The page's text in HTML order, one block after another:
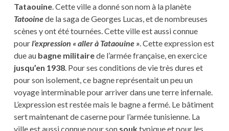
Tataouine. Cette ville a donné son nom à la planète
Tatooinede la saga de Georges Lucas, et de nombreuses
scènes y ont été tournées. Cette ville est aussi connue
pourl’expression « aller à Tataouine ». Cette expression est
due au bagne militairede l’armée française, en exercice
jusqu’en 1938. Pour ses conditions de vie très dures et
pour son isolement, ce bagne représentait un peu un
voyage interminable pour arriver dans une terre infernale.
L’expression est restée mais le bagne a fermé. Le bâtiment
sert maintenant de caserne pour l’armée tunisienne. La
ville est aussi connue pour son souktypique et pour les